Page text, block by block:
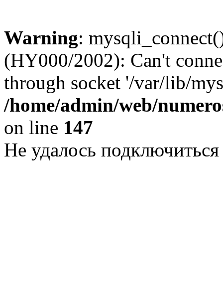
Warning:
(HY000/2002): Can't
through socket '/var/lib/
/home/admin/web/
on line 147
Не удалось